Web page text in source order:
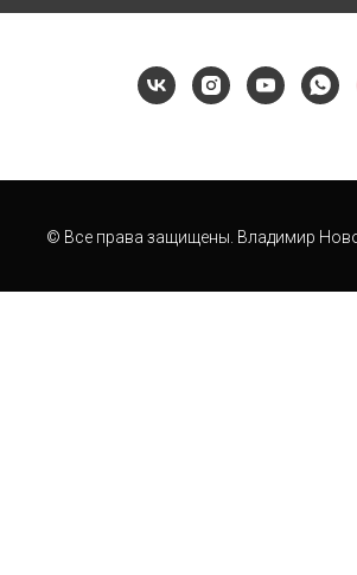
© Все права защищены. Владимир